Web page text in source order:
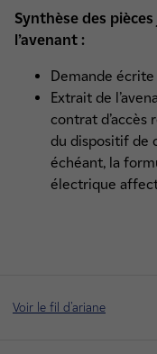
Synthèse des
l’avenant :
Demande
Extrait de
contrat d’accès
du dispositif de
échéant, la
électrique
Voir le fil d'ariane